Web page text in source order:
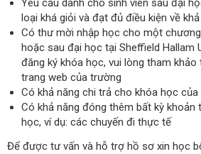
Yêu cầu dành cho sinh viên sau đại
loại khá giỏi và đạt đủ điều kiện về
Có thư mời nhập học cho một
hoặc sau đại học tại Sheffield Hallam
đăng ký khóa học, vui lòng tham
trang web của trường
Có khả năng chi trả cho khóa học của
Có khả năng đóng thêm bất kỳ khoản
học, ví dụ: các chuyến đi thực tế
Để được tư vấn và hỗ trợ hồ sơ xin học